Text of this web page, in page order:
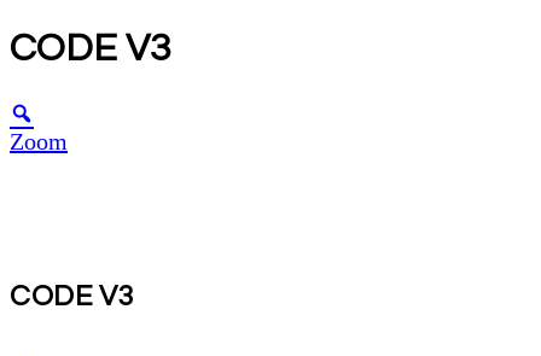
CODE V3
Zoom
CODE V3